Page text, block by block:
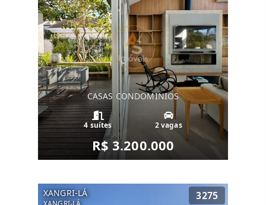
CASAS CONDOMINIOS
4 suítes 2 vagas
R$ 3.200.000
XANGRI-LÁ 3275